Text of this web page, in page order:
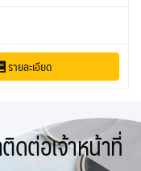
รายละเอียด
ดต่อเจ้าหน้าที่